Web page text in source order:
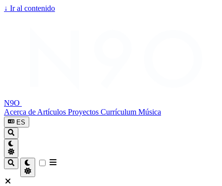
↓ Ir al contenido
N9O
Acerca de Artículos Proyectos Currículum Música
ES